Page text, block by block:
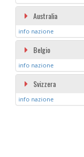
Australia
info nazione
Belgio
info nazione
Svizzera
info nazione